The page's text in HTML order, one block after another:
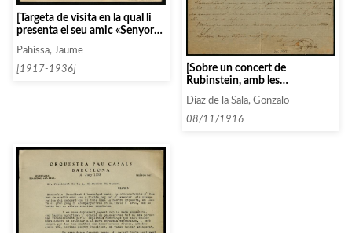
[Targeta de visita en la qual li
presenta el seu amic «Senyor
parlant per telèfon]
Pahissa, Jaume
[1917-1936]
[Sobre un concert de
Rubinstein, amb les
normatives que condicionen
aquesta actuació]
Díaz de la Sala, Gonzalo
08/11/1916